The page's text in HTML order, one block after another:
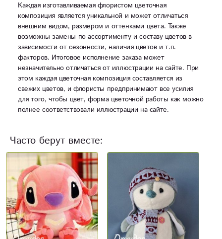
Каждая изготавливаемая флористом цветочная
композиция является уникальной и может отличаться
внешним видом, размером и оттенками цвета. Также
возможны замены по ассортименту и составу цветов в
зависимости от сезонности, наличия цветов и т.п.
факторов. Итоговое исполнение заказа может
незначительно отличаться от иллюстрации на сайте. При
этом каждая цветочная композиция составляется из
свежих цветов, и флористы предпринимают все усилия
для того, чтобы цвет, форма цветочной работы как можно
полнее соответствовали иллюстрации на сайте.
Часто берут вместе: